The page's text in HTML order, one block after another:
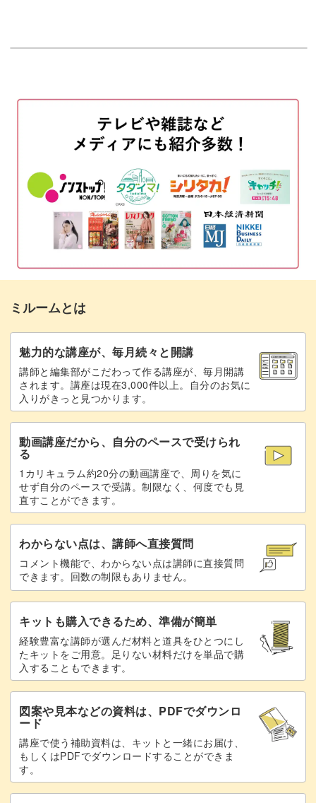
のに凝って見えるRiyo先生ならではのテクニックをぎっし
基本的な作り方をマスターしたら、アレンジは自由自在。
花びらの配置を変えたり、色味を変えたりしながら秋にふ
さわしいフラワーデザインを楽しんでくださいね。
これからの季節に重宝する大人っぽいお花のアートを習得
して、ぜひ毎日のサロンワークに活かしてみてはいかがで
しょうか♪
ベースのカラーを塗布する
マットトップでコーティングをする
お花の描き方解説 10:50
花びらを描く
お花のラインを描く
花芯を描く 24:02
ゴールドの箔をのせる
トップジェルでコーティングして完成♪
まとめ 30:56
ミルームとは
魅力的な講座が、毎月続々と開講
講師と編集部がこだわって作る講座が、毎月開講
されます。講座は現在3,000件以上。自分のお気に
入りがきっと見つかります。
動画講座だから、自分のペースで受けられ
る
1カリキュラム約20分の動画講座で、周りを気に
せず自分のペースで受講。制限なく、何度でも見
直すことができます。
わからない点は、講師へ直接質問
コメント機能で、わからない点は講師に直接質問
できます。回数の制限もありません。
キットも購入できるため、準備が簡単
経験豊富な講師が選んだ材料と道具をひとつにし
たキットをご用意。足りない材料だけを単品で購
入することもできます。
図案や見本などの資料は、PDFでダウンロ
ード
講座で使う補助資料は、キットと一緒にお届け、
もしくはPDFでダウンロードすることができま
す。